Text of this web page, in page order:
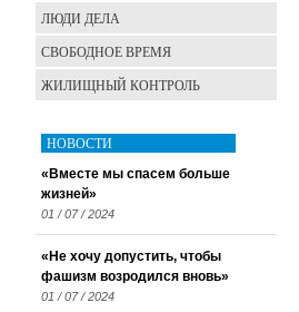
ЛЮДИ ДЕЛА
СВОБОДНОЕ ВРЕМЯ
ЖИЛИЩНЫЙ КОНТРОЛЬ
НОВОСТИ
«Вместе мы спасем больше
жизней»
01 / 07 / 2024
«Не хочу допустить, чтобы
фашизм возродился вновь»
01 / 07 / 2024